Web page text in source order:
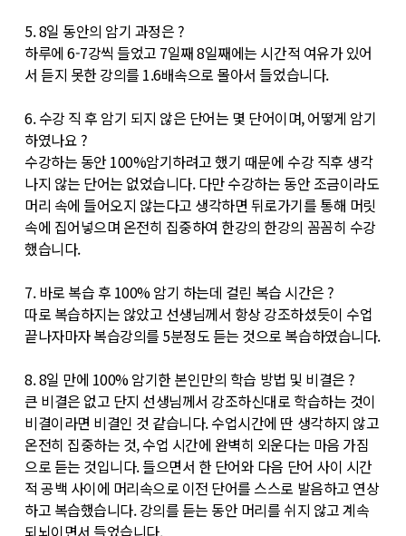
5. 8일 동안의 암기 과정은 ?
하루에 6-7강씩 들었고 7일째 8일째에는 시간적 여유가 있어
서 듣지 못한 강의를 1.6배속으로 몰아서 들었습니다.
6. 수강 직 후 암기 되지 않은 단어는 몇 단어이며, 어떻게 암기
하였나요 ?
수강하는 동안 100%암기하려고 했기 때문에 수강 직후 생각
나지 않는 단어는 없었습니다. 다만 수강하는 동안 조금이라도
머리 속에 들어오지 않는다고 생각하면 뒤로가기를 통해 머릿
속에 집어넣으며 온전히 집중하여 한강의 한강의 꼼꼼히 수강
했습니다.
7. 바로 복습 후 100% 암기 하는데 걸린 복습 시간은 ?
따로 복습하지는 않았고 선생님께서 항상 강조하셨듯이 수업
끝나자마자 복습강의를 5분정도 듣는 것으로 복습하였습니다.
8. 8일 만에 100% 암기한 본인만의 학습 방법 및 비결은 ?
큰 비결은 없고 단지 선생님께서 강조하신대로 학습하는 것이
비결이라면 비결인 것 같습니다. 수업시간에 딴 생각하지 않고
온전히 집중하는 것, 수업 시간에 완벽히 외운다는 마음 가짐
으로 듣는 것입니다. 들으면서 한 단어와 다음 단어 사이 시간
적 공백 사이에 머리속으로 이전 단어를 스스로 발음하고 연상
하고 복습했습니다. 강의를 듣는 동안 머리를 쉬지 않고 계속